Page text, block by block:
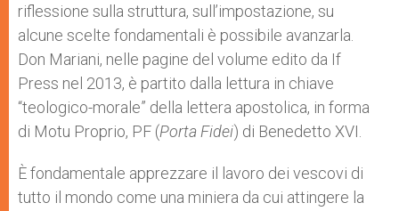
riflessione sulla struttura, sull’impostazione, su
alcune scelte fondamentali è possibile avanzarla.
Don Mariani, nelle pagine del volume edito da If
Press nel 2013, è partito dalla lettura in chiave
“teologico-morale” della lettera apostolica, in forma
di Motu Proprio, PF (Porta Fidei) di Benedetto XVI.
È fondamentale apprezzare il lavoro dei vescovi di
tutto il mondo come una miniera da cui attingere la